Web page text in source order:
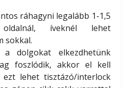
ráhagyni legalább 1-1,5
íveknél lehet
sokkal.
dolgokat elkezdhetünk
foszlódik, akkor el kell
lehet tisztázó/interlock